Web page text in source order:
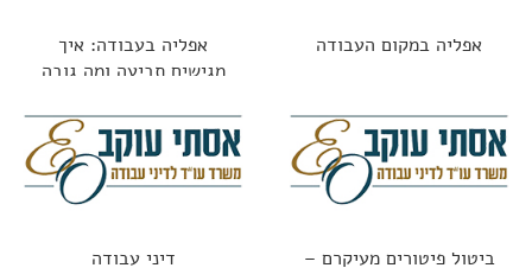
אפליה במקום העבודה
אפליה בעבודה: איך
מגישים תביעה ומה גובה
ביטול פיטורים מעיקרם –
דיני עבודה